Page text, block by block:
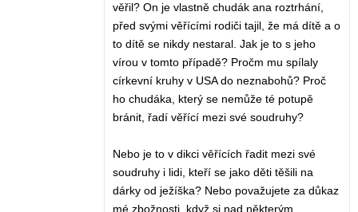
věřil? On je vlastně chudák ana roztrhání,
před svými věřícími rodiči tajil, že má dítě a o
to dítě se nikdy nestaral. Jak je to s jeho
vírou v tomto případě? Pročm mu spílaly
církevní kruhy v USA do neznabohů? Proč
ho chudáka, který se nemůže té potupě
bránit, řadí věřící mezi své soudruhy?
Nebo je to v dikci věřících řadit mezi své
soudruhy i lidi, kteří se jako děti těšili na
dárky od ježíška? Nebo považujete za důkaz
mé zbožnosti, když si nad některým